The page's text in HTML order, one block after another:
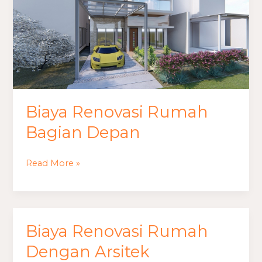
Biaya Renovasi Rumah
Bagian Depan
Depan
Read More »
Biaya Renovasi Rumah
Dengan Arsitek
Biaya
Renovasi
Rumah